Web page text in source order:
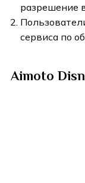
разрешение
сервиса по
Aimoto